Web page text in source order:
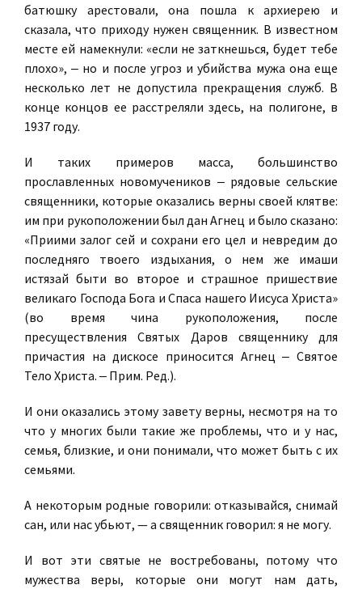
батюшку арестовали, она пошла к архиерею и
сказала, что приходу нужен священник. В известном
месте ей намекнули: «если не заткнешься, будет тебе
плохо», ‒ но и после угроз и убийства мужа она еще
несколько лет не допустила прекращения служб. В
конце концов ее расстреляли здесь, на полигоне, в
1937 году.
И таких примеров масса, большинство
прославленных новомучеников ‒ рядовые сельские
священники, которые оказались верны своей клятве:
им при рукоположении был дан Агнец и было сказано:
«Приими залог сей и сохрани его цел и невредим до
последняго твоего издыхания, о нем же имаши
истязай быти во второе и страшное пришествие
великаго Господа Бога и Спаса нашего Иисуса Христа»
(во время чина рукоположения, после
пресуществления Святых Даров священнику для
причастия на дискосе приносится Агнец ‒ Святое
Тело Христа. ‒ Прим. Ред.).
И они оказались этому завету верны, несмотря на то
что у многих были такие же проблемы, что и у нас,
семья, близкие, и они понимали, что может быть с их
семьями.
А некоторым родные говорили: отказывайся, снимай
сан, или нас убьют, — а священник говорил: я не могу.
И вот эти святые не востребованы, потому что
мужества веры, которые они могут нам дать,